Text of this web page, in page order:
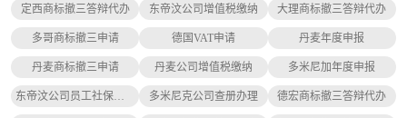
定西商标撤三答辩代办 东帝汶公司增值税缴纳 大理商标撤三答辩代办
多哥商标撤三申请 德国VAT申请 丹麦年度申报
丹麦商标撤三申请 丹麦公司增值税缴纳 多米尼加年度申报
东帝汶公司员工社保缴纳 多米尼克公司查册办理 德宏商标撤三答辩代办